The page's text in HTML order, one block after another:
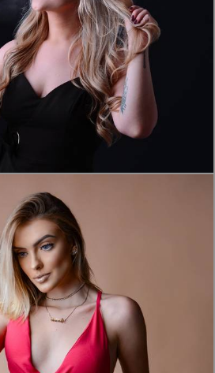
933 0
865 0